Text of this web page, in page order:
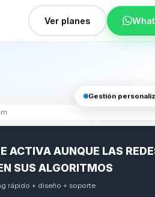
Ver planes
ACTIVA AUNQUE LAS
SUS ALGORITMOS
rápido + diseño + soporte
Gestión